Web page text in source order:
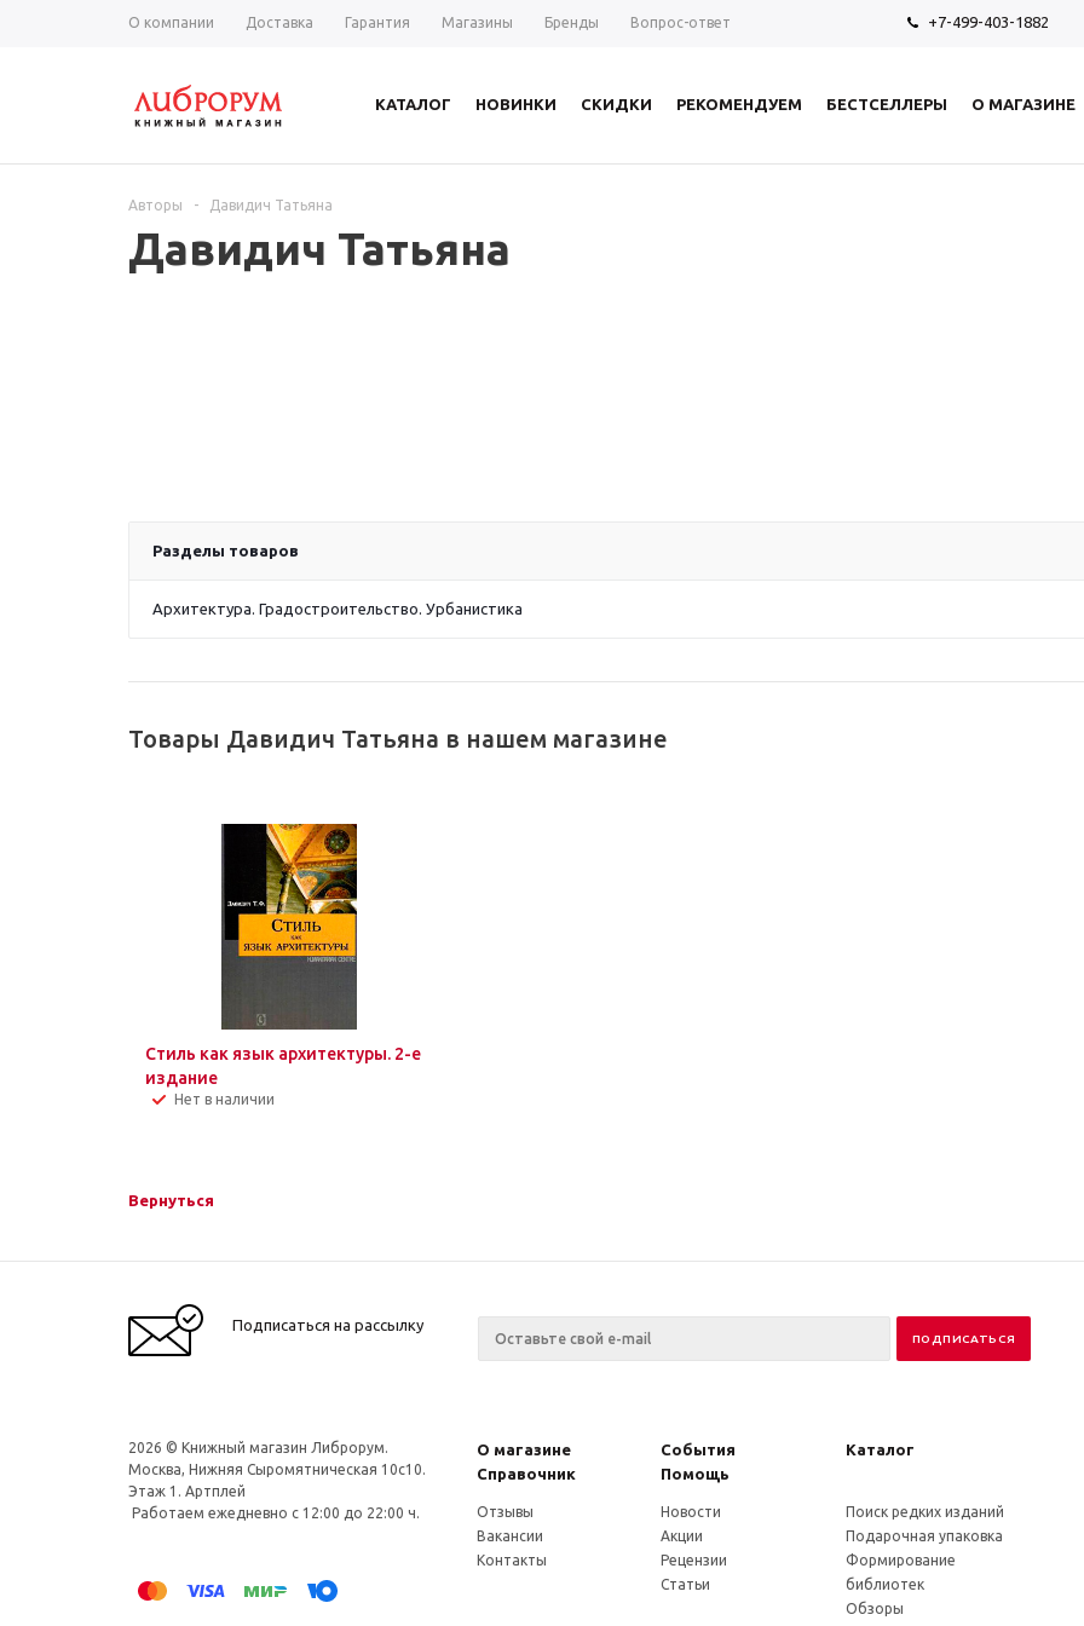
О компании Доставка Гарантия Магазины Бренды Вопрос-ответ +7-499-403-1882
КАТАЛОГ НОВИНКИ СКИДКИ РЕКОМЕНДУЕМ БЕСТСЕЛЛЕРЫ О МАГАЗИНЕ
Авторы - Давидич Татьяна
Давидич Татьяна
Разделы товаров
Архитектура. Градостроительство. Урбанистика
Товары Давидич Татьяна в нашем магазине
Стиль как язык архитектуры. 2-е
издание
Нет в наличии
Вернуться
Подписаться на рассылку
2026 © Книжный магазин Либрорум.
Москва, Нижняя Сыромятническая 10с10.
Этаж 1. Артплей
Работаем ежедневно с 12:00 до 22:00 ч.
О магазине События
Каталог
Справочник
Помощь
Отзывы
Вакансии
Контакты
Новости
Акции
Рецензии
Статьи
Поиск редких изданий
Подарочная упаковка
Формирование
библиотек
Обзоры